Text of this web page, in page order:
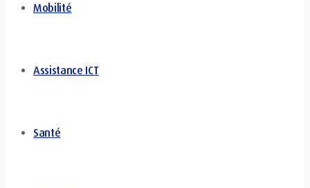
Mobilité
Assistance ICT
Santé